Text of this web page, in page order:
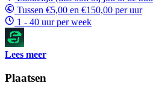
Tussen €5,00 en €150,00 per uur
1 - 40 uur per week
Lees meer
Plaatsen